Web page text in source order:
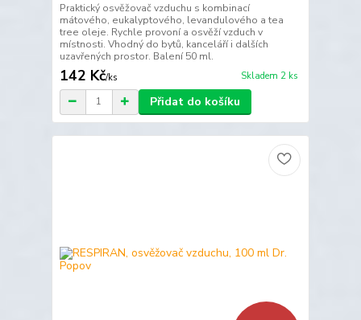
Praktický osvěžovač vzduchu s kombinací
mátového, eukalyptového, levandulového a tea
tree oleje. Rychle provoní a osvěží vzduch v
místnosti. Vhodný do bytů, kanceláří i dalších
uzavřených prostor. Balení 50 ml.
142 Kč/ks Skladem 2 ks
Přidat do košíku